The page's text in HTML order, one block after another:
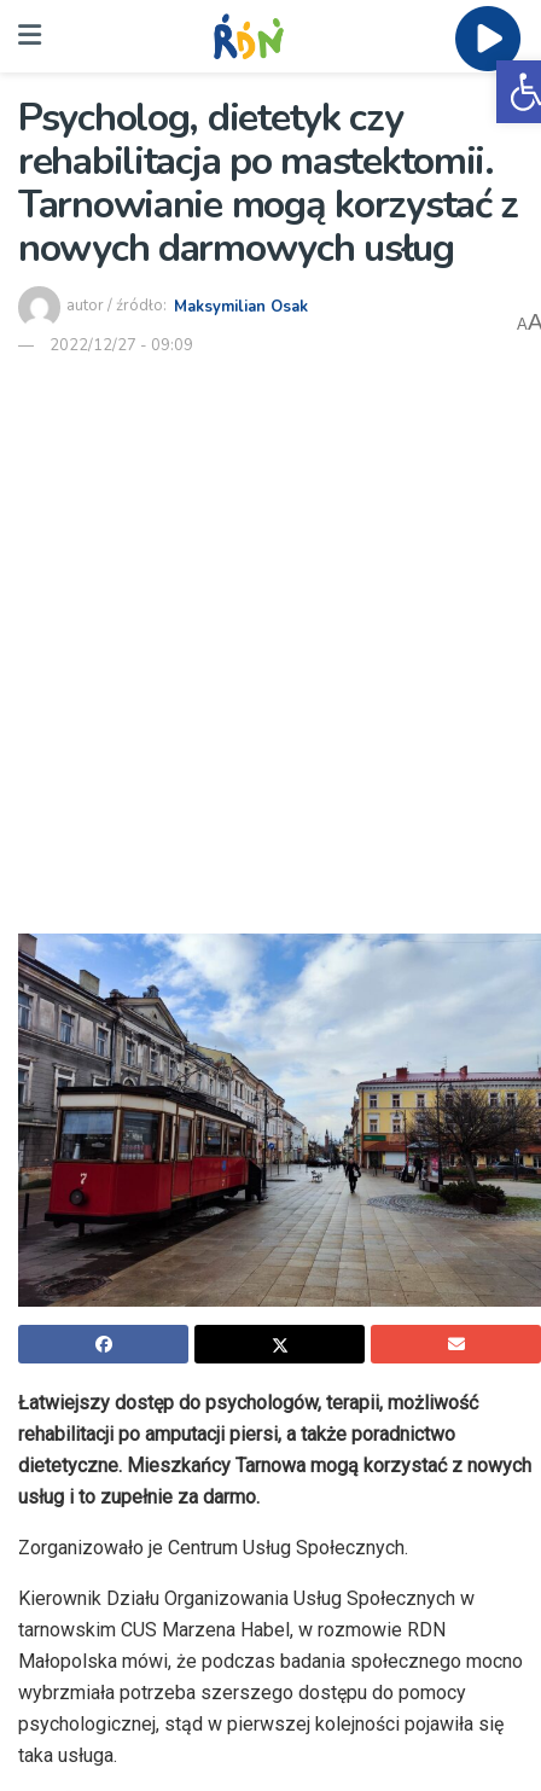
Psycholog, dietetyk czy
rehabilitacja po mastektomii.
Tarnowianie mogą korzystać z
nowych darmowych usług
autor / źródło: Maksymilian Osak
2022/12/27 - 09:09
A
Łatwiejszy dostęp do psychologów, terapii, możliwość
rehabilitacji po amputacji piersi, a także poradnictwo
dietetyczne. Mieszkańcy Tarnowa mogą korzystać z nowych
usług i to zupełnie za darmo.
Zorganizowało je Centrum Usług Społecznych.
Kierownik Działu Organizowania Usług Społecznych w
tarnowskim CUS Marzena Habel, w rozmowie RDN
Małopolska mówi, że podczas badania społecznego mocno
wybrzmiała potrzeba szerszego dostępu do pomocy
psychologicznej, stąd w pierwszej kolejności pojawiła się
taka usługa.